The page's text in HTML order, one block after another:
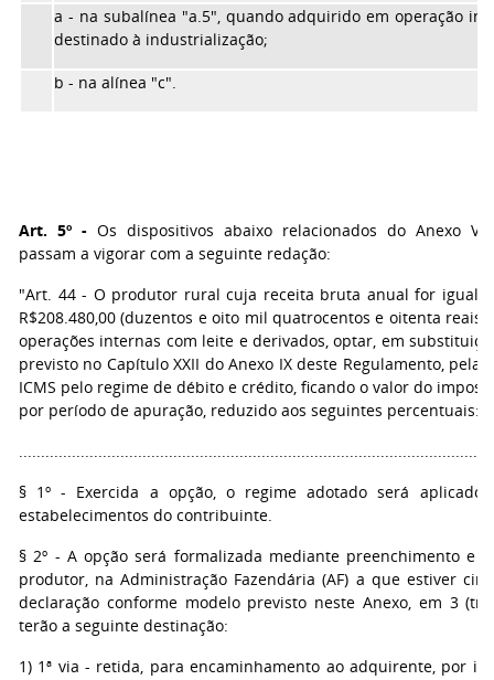
a - na subalínea "a.5", quando adquirido em operação
destinado à industrialização;
b - na alínea "c".
Art. 5º - Os dispositivos abaixo relacionados do Anexo
passam a vigorar com a seguinte redação:
"Art. 44 - O produtor rural cuja receita bruta anual for igual
R$208.480,00 (duzentos e oito mil quatrocentos e oitenta reais)
operações internas com leite e derivados, optar, em
previsto no Capítulo XXII do Anexo IX deste Regulamento, pela
ICMS pelo regime de débito e crédito, ficando o valor do
por período de apuração, reduzido aos seguintes percentuais:
§ 1º - Exercida a opção, o regime adotado será aplicado
estabelecimentos do contribuinte.
§ 2º - A opção será formalizada mediante preenchimento e
produtor, na Administração Fazendária (AF) a que estiver
declaração conforme modelo previsto neste Anexo, em 3
terão a seguinte destinação:
1) 1ª via - retida, para encaminhamento ao adquirente, por